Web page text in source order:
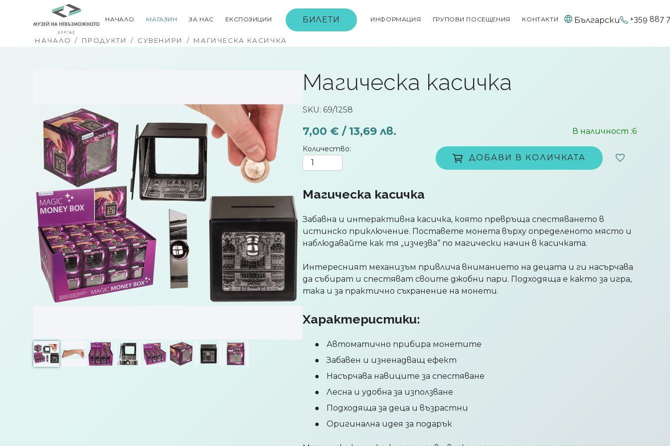
НАЧАЛО МАГАЗИН ЗА НАС ЕКСПОЗИЦИИ БИЛЕТИ ИНФОРМАЦИЯ ГРУПОВИ ПОСЕЩЕНИЯ КОНТАКТИ Български +359 887
НАЧАЛО / ПРОДУКТИ / СУВЕНИРИ / МАГИЧЕСКА КАСИЧКА
Магическа касичка
SKU: 69/1258
7,00 € / 13,69 лв. В наличност :6
Количество
ДОБАВИ В КОЛИЧКАТА
Магическа касичка
Забавна и интерактивна касичка, която превръща спестяването в
истинско приключение. Поставете монета върху определеното място и
наблюдавайте как тя „изчезва“ по магически начин в касичката.
Интересният механизъм привлича вниманието на децата и ги насърчава
да събират и спестяват своите джобни пари. Подходяща е както за игра,
така и за практично съхранение на монети.
Характеристики:
Автоматично прибира монетите
Забавен и изненадващ ефект
Насърчава навиците за спестяване
Лесна и удобна за използване
Подходяща за деца и възрастни
Оригинална идея за подарък